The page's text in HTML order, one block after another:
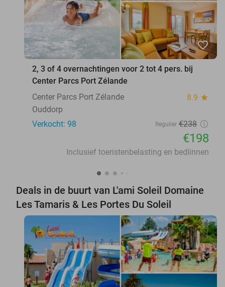
favorite_border
2, 3 of 4 overnachtingen voor 2 tot 4 pers. bij
Center Parcs Port Zélande
Center Parcs Port Zélande
8.9 star
Ouddorp
Verkocht: 98
Regulier €238
€198
Inclusief toeristenbelasting en bedlinnen
Deals in de buurt van L'ami Soleil Domaine
Les Tamaris & Les Portes Du Soleil